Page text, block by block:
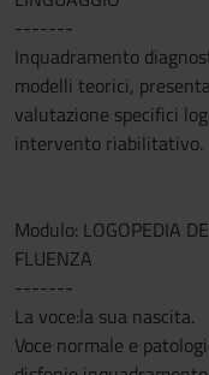
-------
Inquadramento
modelli teorici,
valutazione specifici
intervento riabilitativo.
Modulo: LOGOPEDIA
FLUENZA
-------
La voce:la sua nascita.
Voce normale e